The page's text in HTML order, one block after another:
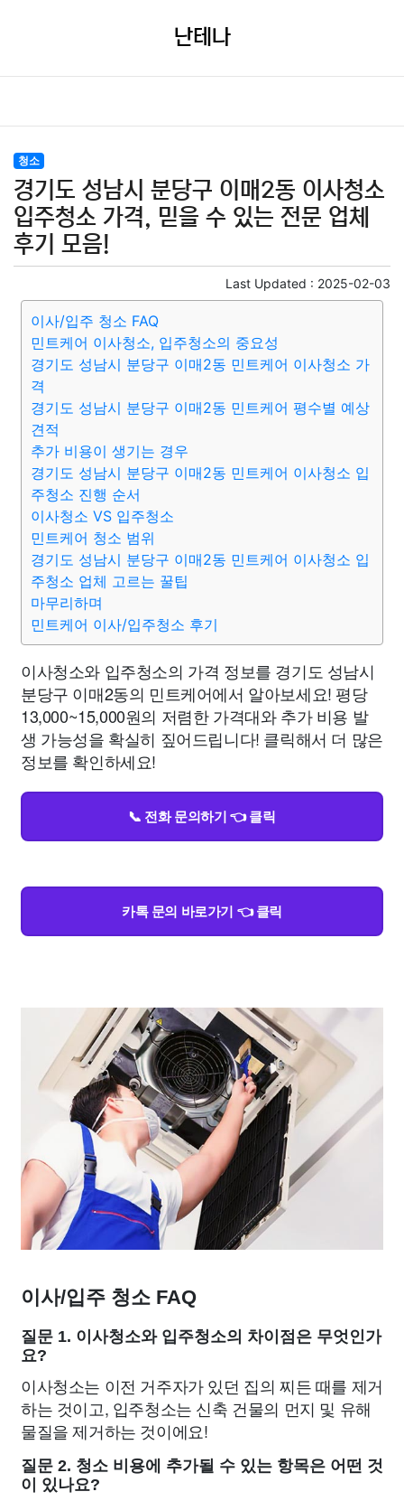
난테나
청소
경기도 성남시 분당구 이매2동 이사청소
입주청소 가격, 믿을 수 있는 전문 업체
후기 모음!
Last Updated : 2025-02-03
이사/입주 청소 FAQ
민트케어 이사청소, 입주청소의 중요성
경기도 성남시 분당구 이매2동 민트케어 이사청소 가
격
경기도 성남시 분당구 이매2동 민트케어 평수별 예상
견적
추가 비용이 생기는 경우
경기도 성남시 분당구 이매2동 민트케어 이사청소 입
주청소 진행 순서
이사청소 VS 입주청소
민트케어 청소 범위
경기도 성남시 분당구 이매2동 민트케어 이사청소 입
주청소 업체 고르는 꿀팁
마무리하며
민트케어 이사/입주청소 후기
이사청소와 입주청소의 가격 정보를 경기도 성남시
분당구 이매2동의 민트케어에서 알아보세요! 평당
13,000~15,000원의 저렴한 가격대와 추가 비용 발
생 가능성을 확실히 짚어드립니다! 클릭해서 더 많은
정보를 확인하세요!
📞 전화 문의하기 👈 클릭
카톡 문의 바로가기 👈 클릭
이사/입주 청소 FAQ
질문 1. 이사청소와 입주청소의 차이점은 무엇인가
요?
이사청소는 이전 거주자가 있던 집의 찌든 때를 제거
하는 것이고, 입주청소는 신축 건물의 먼지 및 유해
물질을 제거하는 것이에요!
질문 2. 청소 비용에 추가될 수 있는 항목은 어떤 것
이 있나요?